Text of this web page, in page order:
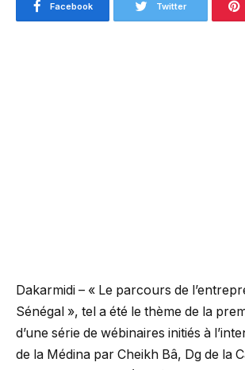
Facebook Twitter
Dakarmidi – « Le parcours de
Sénégal », tel a été le thème de la
d’une série de wébinaires initiés à
de la Médina par Cheikh Bâ, Dg de la